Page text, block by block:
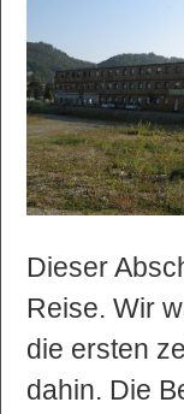
Dieser
Reise. Wir
die ersten
dahin. Die